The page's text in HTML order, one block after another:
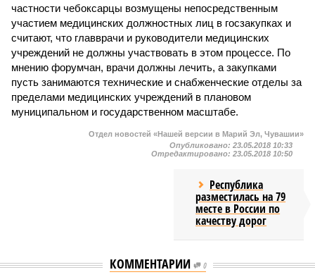
частности чебоксарцы возмущены непосредственным
участием медицинских должностных лиц в госзакупках и
считают, что главврачи и руководители медицинских
учреждений не должны участвовать в этом процессе. По
мнению форумчан, врачи должны лечить, а закупками
пусть занимаются технические и снабженческие отделы за
пределами медицинских учреждений в плановом
муниципальном и государственном масштабе.
Отдел новостей «Нашей версии в Марий Эл, Чувашии»
Опубликовано: 23.05.2018 10:33
Отредактировано: 23.05.2018 10:50
Республика
разместилась на 79
месте в России по
качеству дорог
КОММЕНТАРИИ 0